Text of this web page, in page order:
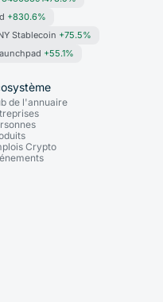
+830.6%
Stablecoin +75.5%
+55.1%
de l'annuaire
Crypto